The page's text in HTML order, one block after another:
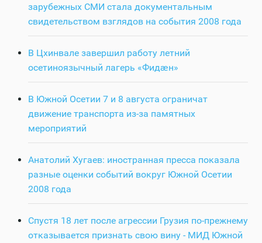
зарубежных СМИ стала документальным
свидетельством взглядов на события 2008 года
В Цхинвале завершил работу летний
осетиноязычный лагерь «Фидӕн»
В Южной Осетии 7 и 8 августа ограничат
движение транспорта из-за памятных
мероприятий
Анатолий Хугаев: иностранная пресса показала
разные оценки событий вокруг Южной Осетии
2008 года
Спустя 18 лет после агрессии Грузия по-прежнему
отказывается признать свою вину - МИД Южной